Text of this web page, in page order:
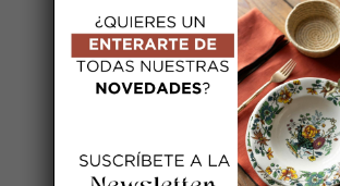
jarras grandes (1,6L)
Jarras pequeñas
Lecheras
Paneras/Platitos de Pan
Posavasos